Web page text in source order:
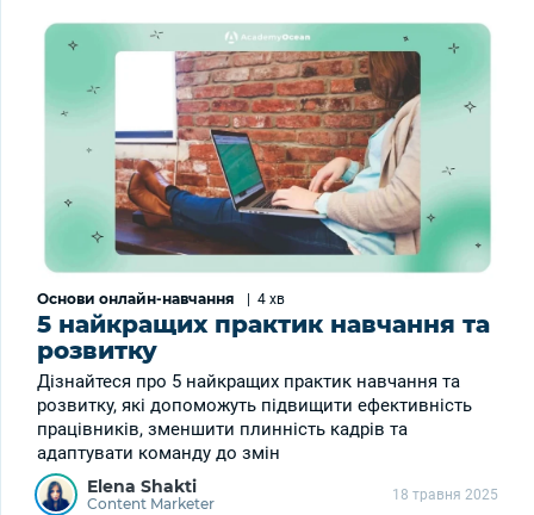
Основи онлайн-навчання | 4 хв
5 найкращих практик навчання та
розвитку
Дізнайтеся про 5 найкращих практик навчання та
розвитку, які допоможуть підвищити ефективність
працівників, зменшити плинність кадрів та
адаптувати команду до змін
Elena Shakti
Content Marketer 18 травня 2025